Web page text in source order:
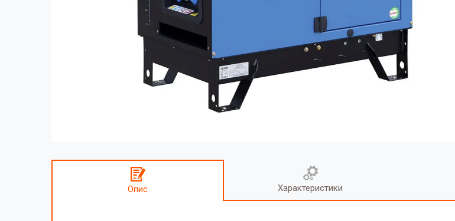
Опис Характеристики